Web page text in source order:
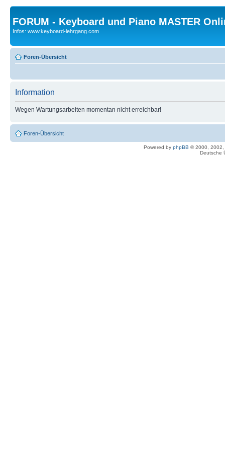
FORUM - Keyboard und Piano MASTER
Infos: www.keyboard-lehrgang.com
Foren-Übersicht
Information
Wegen Wartungsarbeiten momentan nicht erreichbar!
Foren-Übersicht
Powered by phpBB © 2000,
Deutsche